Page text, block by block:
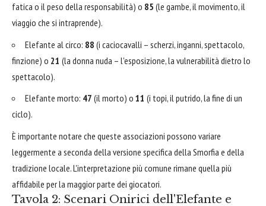
fatica o il peso della responsabilità) o 85 (le gambe, il movimento, il
viaggio che si intraprende).
Elefante al circo: 88 (i caciocavalli – scherzi, inganni, spettacolo,
finzione) o 21 (la donna nuda – l'esposizione, la vulnerabilità dietro lo
spettacolo).
Elefante morto: 47 (il morto) o 11 (i topi, il putrido, la fine di un
ciclo).
È importante notare che queste associazioni possono variare
leggermente a seconda della versione specifica della Smorfia e della
tradizione locale. L'interpretazione più comune rimane quella più
affidabile per la maggior parte dei giocatori.
Tavola 2: Scenari Onirici dell'Elefante e